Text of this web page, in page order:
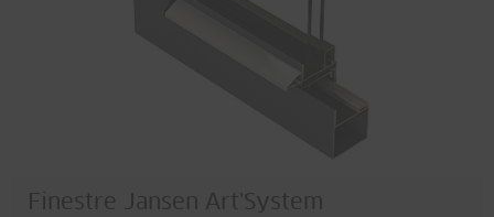
Finestre Jansen Art'System